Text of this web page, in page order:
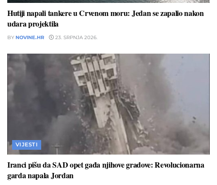
Hutiji napali tankere u Crvenom moru: Jedan se zapalio nakon
udara projektila
BY NOVINE.HR 23. SRPNJA 2026.
VIJESTI
Iranci pišu da SAD opet gađa njihove gradove: Revolucionarna
garda napala Jordan